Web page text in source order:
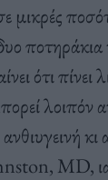
μικρές
ποτηράκια
ότι πίνει
λοιπόν
ανθιυγεινή
MD,